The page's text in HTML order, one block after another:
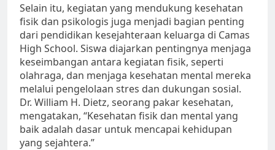
Selain itu, kegiatan yang mendukung kesehatan
fisik dan psikologis juga menjadi bagian penting
dari pendidikan kesejahteraan keluarga di Camas
High School. Siswa diajarkan pentingnya menjaga
keseimbangan antara kegiatan fisik, seperti
olahraga, dan menjaga kesehatan mental mereka
melalui pengelolaan stres dan dukungan sosial.
Dr. William H. Dietz, seorang pakar kesehatan,
mengatakan, “Kesehatan fisik dan mental yang
baik adalah dasar untuk mencapai kehidupan
yang sejahtera.”